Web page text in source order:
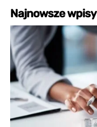
Najnowsze wpisy